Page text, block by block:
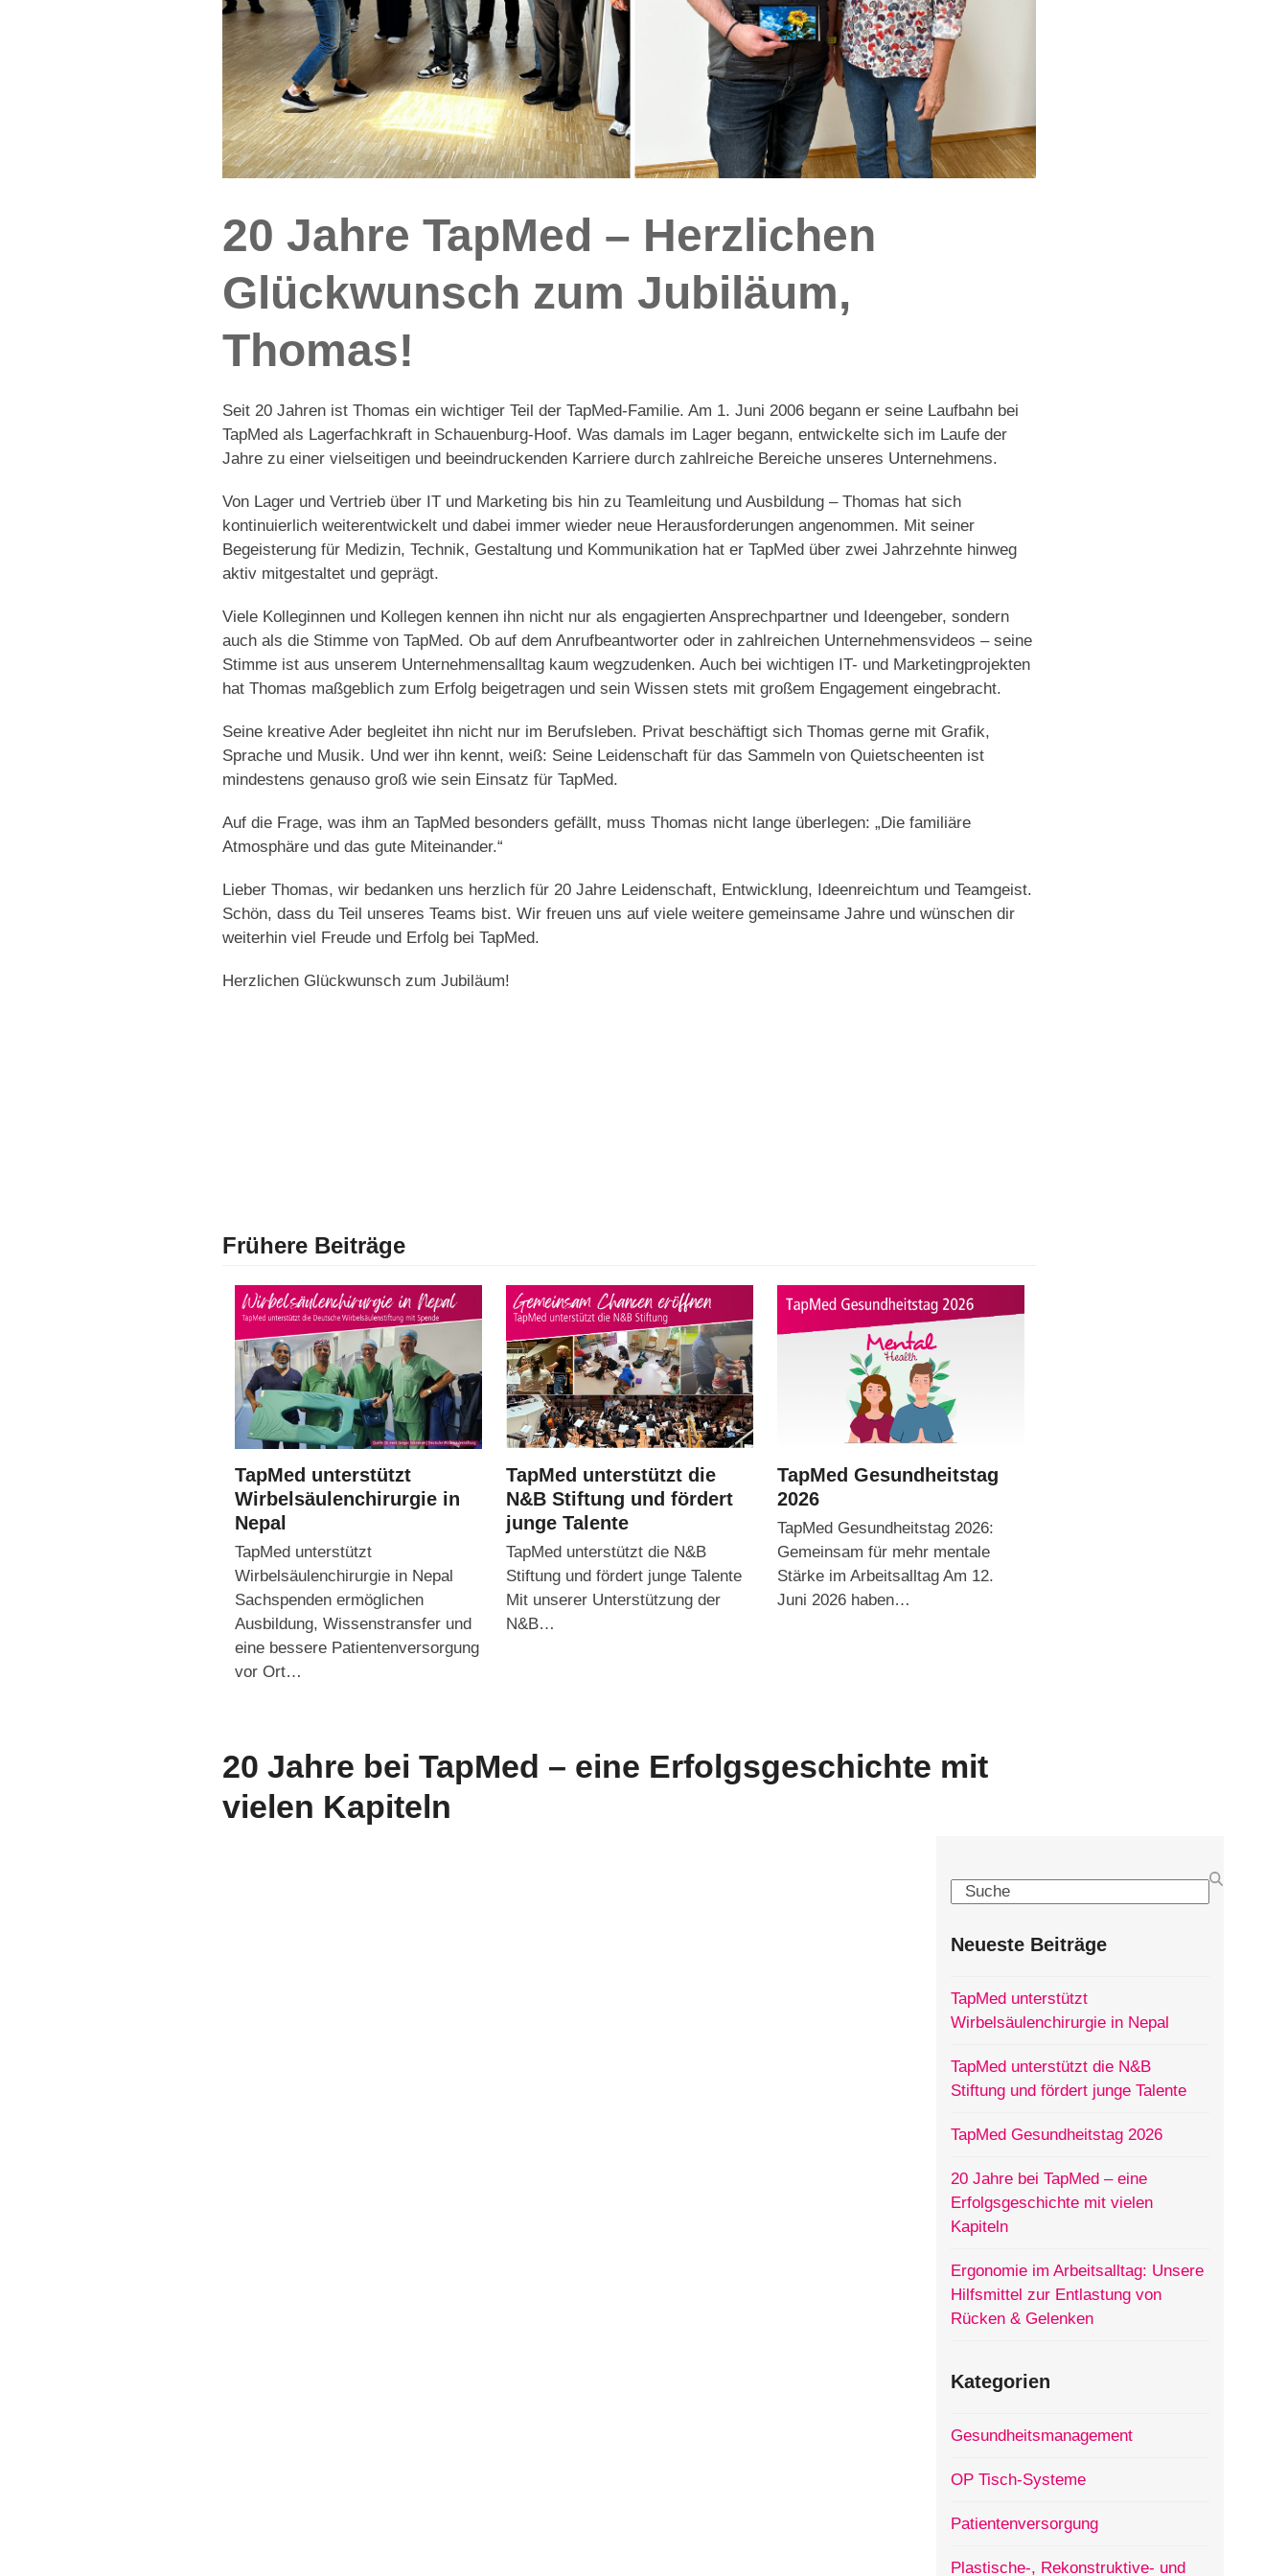
20 Jahre TapMed – Herzlichen
Glückwunsch zum Jubiläum,
Thomas!
Seit 20 Jahren ist Thomas ein wichtiger Teil der TapMed-Familie. Am 1. Juni 2006 begann er seine Laufbahn bei
TapMed als Lagerfachkraft in Schauenburg-Hoof. Was damals im Lager begann, entwickelte sich im Laufe der
Jahre zu einer vielseitigen und beeindruckenden Karriere durch zahlreiche Bereiche unseres Unternehmens.
Von Lager und Vertrieb über IT und Marketing bis hin zu Teamleitung und Ausbildung – Thomas hat sich
kontinuierlich weiterentwickelt und dabei immer wieder neue Herausforderungen angenommen. Mit seiner
Begeisterung für Medizin, Technik, Gestaltung und Kommunikation hat er TapMed über zwei Jahrzehnte hinweg
aktiv mitgestaltet und geprägt.
Viele Kolleginnen und Kollegen kennen ihn nicht nur als engagierten Ansprechpartner und Ideengeber, sondern
auch als die Stimme von TapMed. Ob auf dem Anrufbeantworter oder in zahlreichen Unternehmensvideos – seine
Stimme ist aus unserem Unternehmensalltag kaum wegzudenken. Auch bei wichtigen IT- und Marketingprojekten
hat Thomas maßgeblich zum Erfolg beigetragen und sein Wissen stets mit großem Engagement eingebracht.
Seine kreative Ader begleitet ihn nicht nur im Berufsleben. Privat beschäftigt sich Thomas gerne mit Grafik,
Sprache und Musik. Und wer ihn kennt, weiß: Seine Leidenschaft für das Sammeln von Quietscheenten ist
mindestens genauso groß wie sein Einsatz für TapMed.
Auf die Frage, was ihm an TapMed besonders gefällt, muss Thomas nicht lange überlegen: „Die familiäre
Atmosphäre und das gute Miteinander.“
Lieber Thomas, wir bedanken uns herzlich für 20 Jahre Leidenschaft, Entwicklung, Ideenreichtum und Teamgeist.
Schön, dass du Teil unseres Teams bist. Wir freuen uns auf viele weitere gemeinsame Jahre und wünschen dir
weiterhin viel Freude und Erfolg bei TapMed.
Herzlichen Glückwunsch zum Jubiläum!
Frühere Beiträge
TapMed unterstützt
Wirbelsäulenchirurgie in
Nepal
TapMed unterstützt
Wirbelsäulenchirurgie in Nepal
Sachspenden ermöglichen
Ausbildung, Wissenstransfer und
eine bessere Patientenversorgung
vor Ort…
TapMed unterstützt die
N&B Stiftung und fördert
junge Talente
TapMed unterstützt die N&B
Stiftung und fördert junge Talente
Mit unserer Unterstützung der
N&B…
TapMed Gesundheitstag
2026
TapMed Gesundheitstag 2026:
Gemeinsam für mehr mentale
Stärke im Arbeitsalltag Am 12.
Juni 2026 haben…
20 Jahre bei TapMed – eine Erfolgsgeschichte mit
vielen Kapiteln
Search
Neueste Beiträge
TapMed unterstützt
Wirbelsäulenchirurgie in Nepal
TapMed unterstützt die N&B
Stiftung und fördert junge Talente
TapMed Gesundheitstag 2026
20 Jahre bei TapMed – eine
Erfolgsgeschichte mit vielen
Kapiteln
Ergonomie im Arbeitsalltag: Unsere
Hilfsmittel zur Entlastung von
Rücken & Gelenken
Kategorien
Gesundheitsmanagement
OP Tisch-Systeme
Patientenversorgung
Plastische-, Rekonstruktive- und